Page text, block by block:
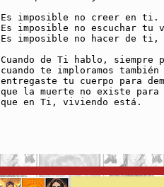
Es imposible no creer en ti.
Es imposible no escuchar tu
Es imposible no hacer de
Cuando de Ti hablo, siempre
cuando te imploramos también
entregaste tu cuerpo para
que la muerte no existe para
que en Ti, viviendo está.